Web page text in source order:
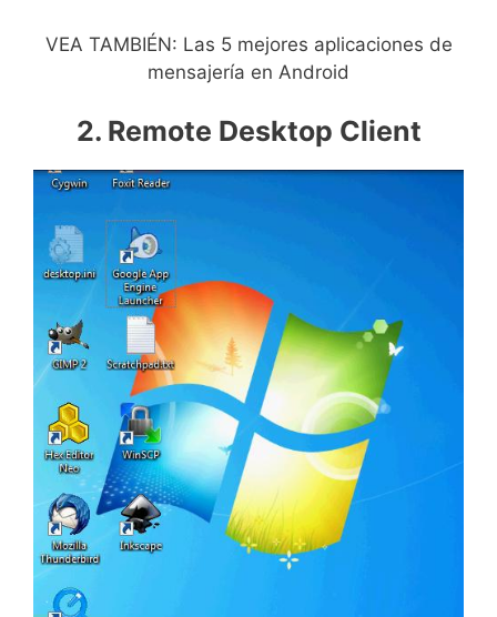
VEA TAMBIÉN: Las 5 mejores aplicaciones de
mensajería en Android
2. Remote Desktop Client